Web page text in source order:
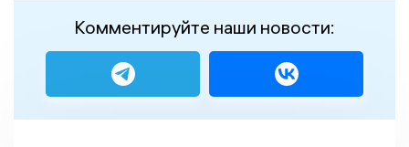
Комментируйте наши новости: